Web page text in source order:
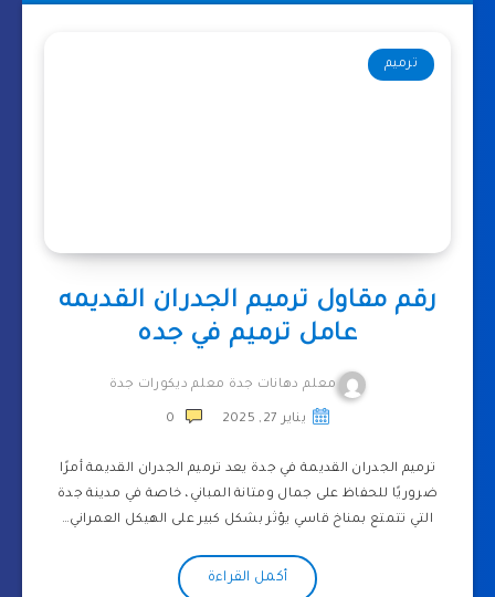
ترميم
رقم مقاول ترميم الجدران القديمه
عامل ترميم في جده
معلم دهانات جدة معلم ديكورات جدة
يناير 27, 2025 0
ترميم الجدران القديمة في جدة يعد ترميم الجدران القديمة أمرًا
ضروريًا للحفاظ على جمال ومتانة المباني، خاصة في مدينة جدة
التي تتمتع بمناخ قاسي يؤثر بشكل كبير على الهيكل العمراني…
أكمل القراءة